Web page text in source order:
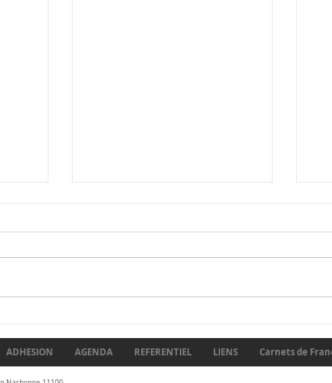
prédisaient la fin du
carnétisme… Un siècle plus
tard, que reste-t-il de leurs
ADHESION AGENDA REFERENTIEL LIENS Carnets de